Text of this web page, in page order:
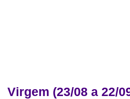
Virgem (23/08 a 22/